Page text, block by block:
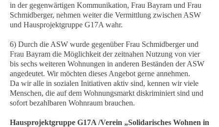
in der gegenwärtigen Kommunikation, Frau Bayram und Frau
Schmidberger, nehmen weiter die Vermittlung zwischen ASW
und Hausprojektgruppe G17A wahr.
6) Durch die ASW wurde gegenüber Frau Schmidberger und
Frau Bayram die Möglichkeit der zeitnahen Nutzung von vier
bis sechs weiteren Wohnungen in anderen Beständen der ASW
angedeutet. Wir möchten dieses Angebot gerne annehmen.
Da wir alle in sozialen Initiativen aktiv sind, kennen wir viele
Menschen, die auf dem Wohnungsmarkt diskriminiert sind und
sofort bezahlbaren Wohnraum brauchen.
Hausprojektgruppe G17A /Verein „Solidarisches Wohnen in